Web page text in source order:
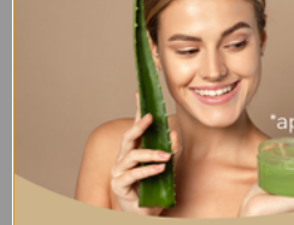
Naudojimas: švelniai
plaukus ir galvos odą,
palaiktyi iki 5 min. ir
Pakartoti jei būtina. Po
reikalinga plaukų
skirtas naudojimui su
nuskalaujamas SWEET
naudoti kasdien. Suplakti
Pakliuvus į akis gausiai
Tik išoriniam naudojimui.